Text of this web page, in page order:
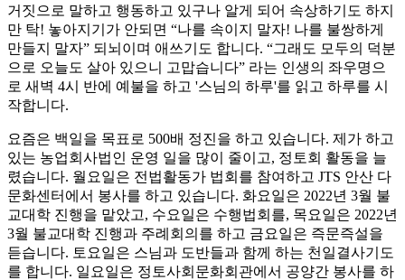
거짓으로 말하고 행동하고 있구나 알게 되어 속상하기도 하지
만 탁! 놓아지기가 안되면 “나를 속이지 말자! 나를 불쌍하게
만들지 말자” 되뇌이며 애쓰기도 합니다. “그래도 모두의 덕분
으로 오늘도 살아 있으니 고맙습니다” 라는 인생의 좌우명으
로 새벽 4시 반에 예불을 하고 '스님의 하루'를 읽고 하루를 시
작합니다.
요즘은 백일을 목표로 500배 정진을 하고 있습니다. 제가 하고
있는 농업회사법인 운영 일을 많이 줄이고, 정토회 활동을 늘
렸습니다. 월요일은 전법활동가 법회를 참여하고 JTS 안산 다
문화센터에서 봉사를 하고 있습니다. 화요일은 2022년 3월 불
교대학 진행을 맡았고, 수요일은 수행법회를, 목요일은 2022년
3월 불교대학 진행과 주례회의를 하고 금요일은 즉문즉설을
듣습니다. 토요일은 스님과 도반들과 함께 하는 천일결사기도
를 합니다. 일요일은 정토사회문화회관에서 공양간 봉사를 하